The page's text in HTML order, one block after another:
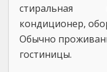
стиральная
кондиционер,
Обычно
гостиницы.